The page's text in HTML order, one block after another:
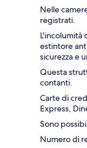
Nelle
registrati.
L'incolumità
estintore
sicurezza e
Questa
contanti.
Carte di
Express,
Sono
Numero di